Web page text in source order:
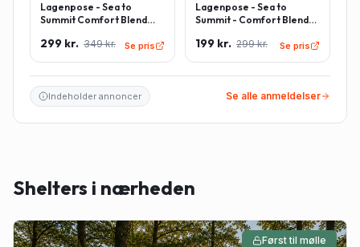
Lagenpose - Sea to
Summit Comfort Blend
pudeindlæg -
299 kr. 349 kr. Se pris
Lagenpose - Sea to
Summit - Comfort Blend
Rektangulær - Lyseblå
199 kr. 299 kr. Se pris
Indeholder annoncer Se alle anmeldelser
Shelters i nærheden
Først til mølle